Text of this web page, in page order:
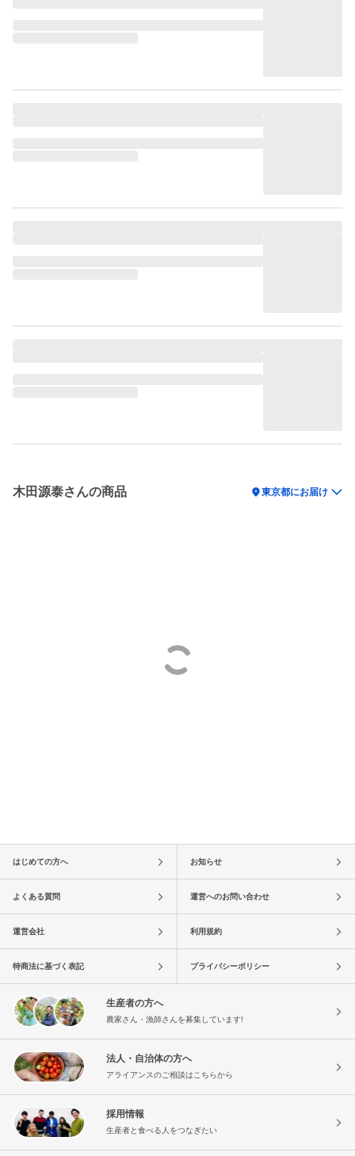
木田源泰さんの商品 location_on東京都にお届け
はじめての方へ お知らせ
よくある質問 運営へのお問い合わせ
運営会社 利用規約
特商法に基づく表記 プライバシーポリシー
生産者の方へ
農家さん・漁師さんを募集しています!
法人・自治体の方へ
アライアンスのご相談はこちらから
採用情報
生産者と食べる人をつなぎたい